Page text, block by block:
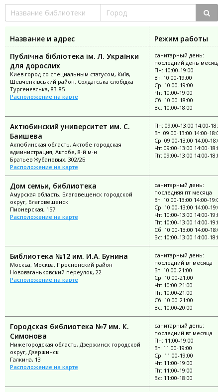
Название и адрес
Режим работы
Публічна бібліотека ім. Л. Українки
для дорослих
Киев город со специальным статусом, Київ,
Шевченківський район, Солдатська слобідка
Тургенєвська, 83-85
Расположение на карте
санитарный день:
последний день месяца
Пн: 10:00-19:00
Вт: 10:00-19:00
Ср: 10:00-19:00
Чт: 10:00-19:00
Сб: 10:00-18:00
Вс: 10:00-18:00
Актюбинский университет им. С.
Баишева
Актюбинская область, Актобе городская
администрация, Актобе, 8-й м-н
Братьев Жубановых, 302/2Б
Расположение на карте
Пн: 09:00-13:00 14:00-
Вт: 09:00-13:00 14:00-18:00
Ср: 09:00-13:00 14:00-18:00
Чт: 09:00-13:00 14:00-18:00
Пт: 09:00-13:00 14:00-18:00
Дом семьи, библиотека
Амурская область, Благовещенск городской
округ, Благовещенск
Пионерская, 157
Расположение на карте
санитарный день:
последняя пт месяца
Вт: 10:00-13:00 14:00-19:00
Ср: 10:00-13:00 14:00-19:00
Чт: 10:00-13:00 14:00-19:00
Пт: 10:00-13:00 14:00-19:00
Сб: 10:00-13:00 14:00-18:00
Вс: 10:00-13:00 14:00-18:00
Библиотека №12 им. И.А. Бунина
Москва, Москва, Пресненский район
Нововаганьковский переулок, 22
Расположение на карте
санитарный день:
последний вт месяца
Вт: 10:00-21:00
Ср: 10:00-21:00
Чт: 10:00-21:00
Пт: 10:00-21:00
Сб: 10:00-21:00
Вс: 10:00-20:00
Городская библиотека №7 им. К.
Симонова
Нижегородская область, Дзержинск городской
округ, Дзержинск
Галкина, 13
Расположение на карте
санитарный день:
последний вт месяца
Пн: 11:00-19:00
Вт: 11:00-19:00
Ср: 11:00-19:00
Чт: 11:00-19:00
Пт: 11:00-19:00
Вс: 11:00-18:00